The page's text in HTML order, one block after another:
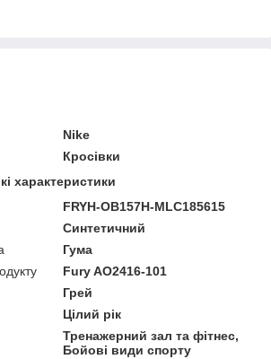
Nike
Кросівки
характеристики
FRYH-OB157H-MLC185615
Синтетичний
Гума
Fury AO2416-101
Грей
Цілий рік
Тренажерний зал та фітнес,
Бойові види спорту